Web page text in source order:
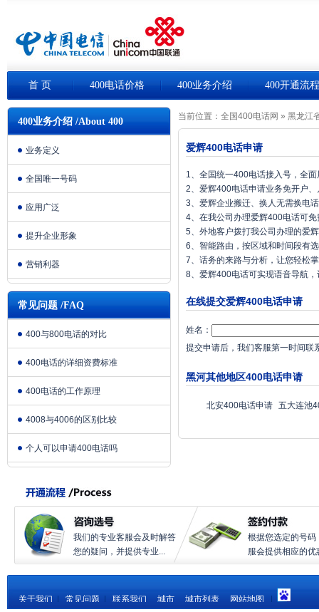
首 页 400电话价格 400业务介绍 400开通流程
400业务介绍 /About 400
业务定义
全国唯一号码
应用广泛
提升企业形象
营销利器
常见问题 /FAQ
400与800电话的对比
400电话的详细资费标准
400电话的工作原理
4008与4006的区别比较
个人可以申请400电话吗
当前位置： 全国400电话网 » 黑龙江
爱辉400电话申请
1、全国统一400电话接入号，全
2、爱辉400电话申请业务免开户
3、爱辉企业搬迁、换人无需换电
4、在我公司办理爱辉400电话可
5、外地客户拨打我公司办理的爱
6、智能路由，按区域和时间段有
7、话务的来路与分析，让您轻松
8、爱辉400电话可实现语音导航
在线提交爱辉400电话申请
姓名：
提交申请后，我们客服第一时间联
黑河其他地区400电话申请
北安400电话申请 五大连池
我们的专业客服会及时解答
您的疑问，并提供专业...
根据您选定的号码
服会提供相应的优
关于我们 常见问题 联系我们 城市 城市列表 网站地图